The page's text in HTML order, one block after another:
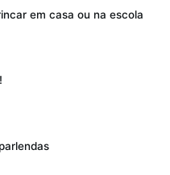
em casa ou na escola